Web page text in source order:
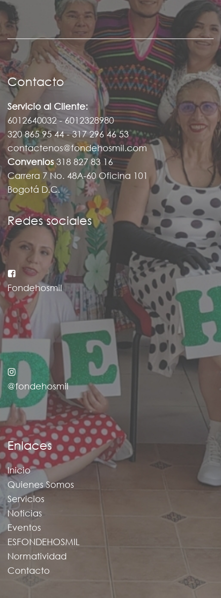
Contacto
Servicio al Cliente:
6012640032 - 6012328980
320 865 95 44 - 317 296 46 53
contactenos@fondehosmil.com
Convenios 318 827 83 16
Carrera 7 No. 48A-60 Oficina 101
Bogotá D.C.
Redes sociales
Fondehosmil
@fondehosmil
Enlaces
Inicio
Quienes Somos
Servicios
Noticias
Eventos
ESFONDEHOSMIL
Normatividad
Contacto